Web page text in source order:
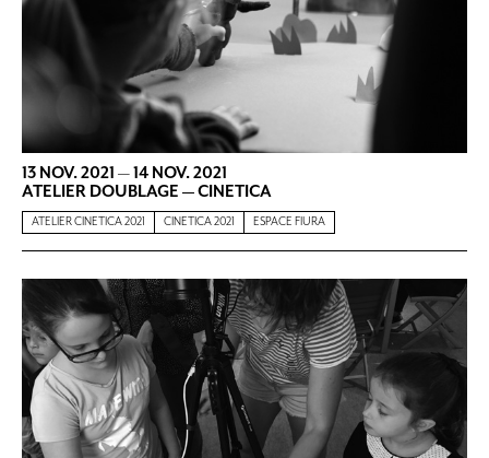
13 NOV. 2021 —14 NOV. 2021
ATELIER DOUBLAGE — CINETICA
ATELIER CINETICA 2021 CINETICA 2021 ESPACE FIURA